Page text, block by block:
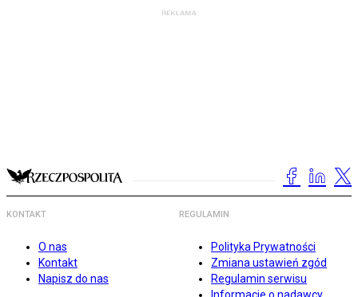
KONTAKT
O nas
Kontakt
Napisz do nas
REGULAMIN
Polityka Prywatności
Zmiana ustawień zgód
Regulamin serwisu